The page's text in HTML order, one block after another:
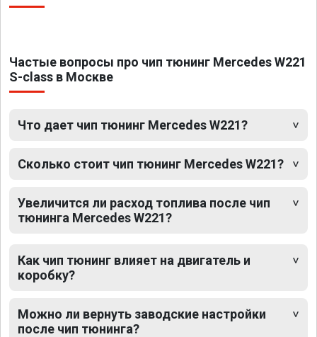
Частые вопросы про чип тюнинг Mercedes W221
S-class в Москве
Что дает чип тюнинг Mercedes W221?
Сколько стоит чип тюнинг Mercedes W221?
Увеличится ли расход топлива после чип
тюнинга Mercedes W221?
Как чип тюнинг влияет на двигатель и
коробку?
Можно ли вернуть заводские настройки
после чип тюнинга?